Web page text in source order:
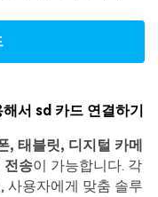
서 sd 카드 연결하기
, 태블릿, 디지털 카메
전송이 가능합니다. 각
사용자에게 맞춤 솔루